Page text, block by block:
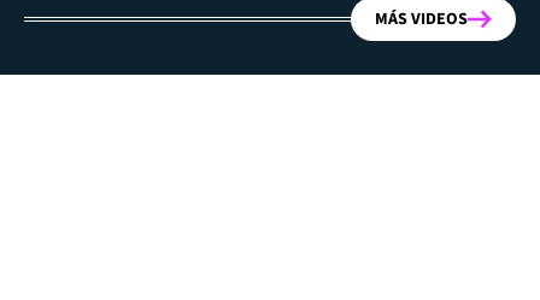
MÁS VIDEOS